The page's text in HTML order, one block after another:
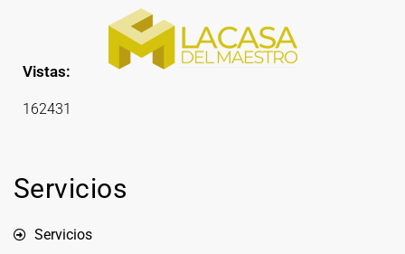
Vistas:
162431
Servicios
Servicios